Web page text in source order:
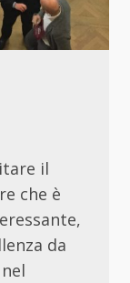
il
che è
da